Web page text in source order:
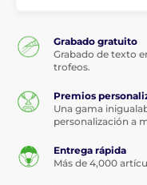
Grabado gratuito
Grabado de texto
trofeos.
Premios
Una gama
personalización a
Entrega rápida
Más de 4,000